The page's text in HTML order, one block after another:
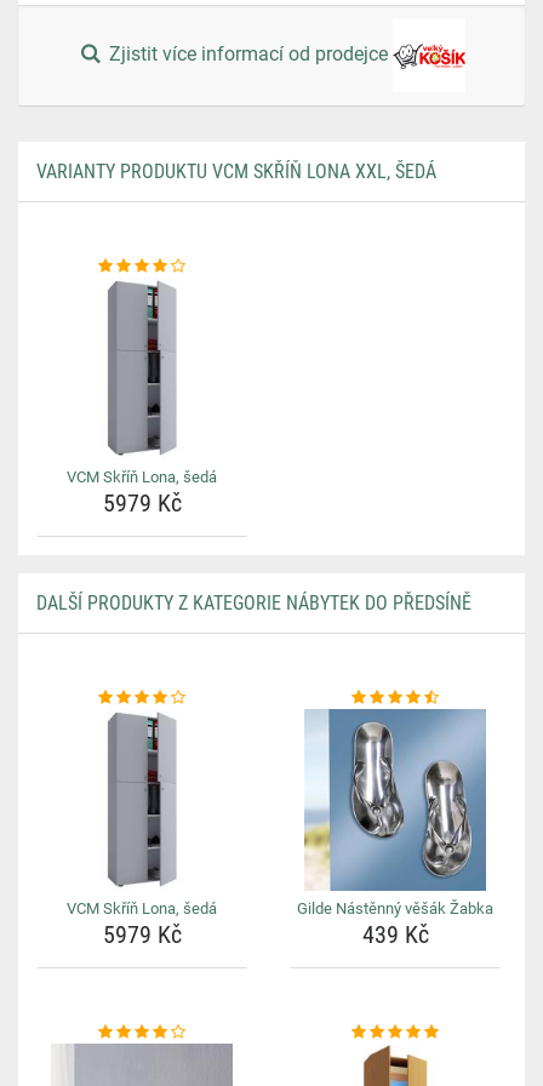
Zjistit více informací od prodejce
VARIANTY PRODUKTU VCM SKŘÍŇ LONA XXL, ŠEDÁ
VCM Skříň Lona, šedá
5979 Kč
DALŠÍ PRODUKTY Z KATEGORIE NÁBYTEK DO PŘEDSÍNĚ
VCM Skříň Lona, šedá
5979 Kč
Gilde Nástěnný věšák Žabka
439 Kč